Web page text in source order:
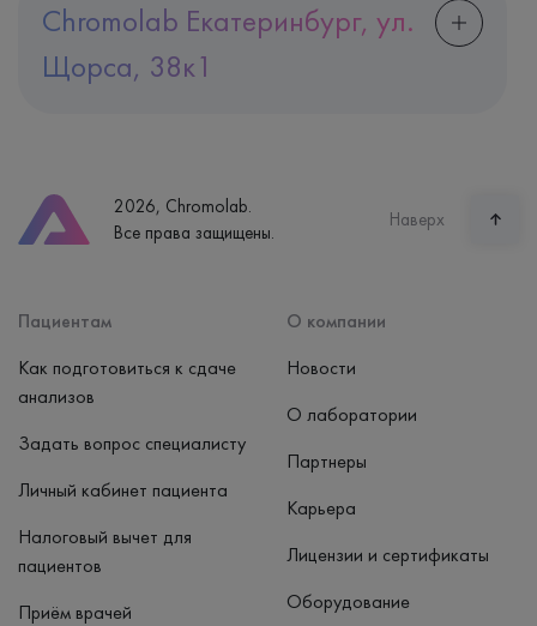
Chromolab Екатеринбург, ул.
Щорса, 38к1
Часы работы
пн-вс: 7:30-15:00
2026, Chromolab.
Все права защищены.
Наверх
Пациентам
Как подготовиться к сдаче
анализов
Задать вопрос специалисту
Личный кабинет пациента
Налоговый вычет для
пациентов
Приём врачей
О компании
Новости
О лаборатории
Партнеры
Карьера
Лицензии и сертификаты
Оборудование